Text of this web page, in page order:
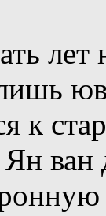
лет
к
Ян